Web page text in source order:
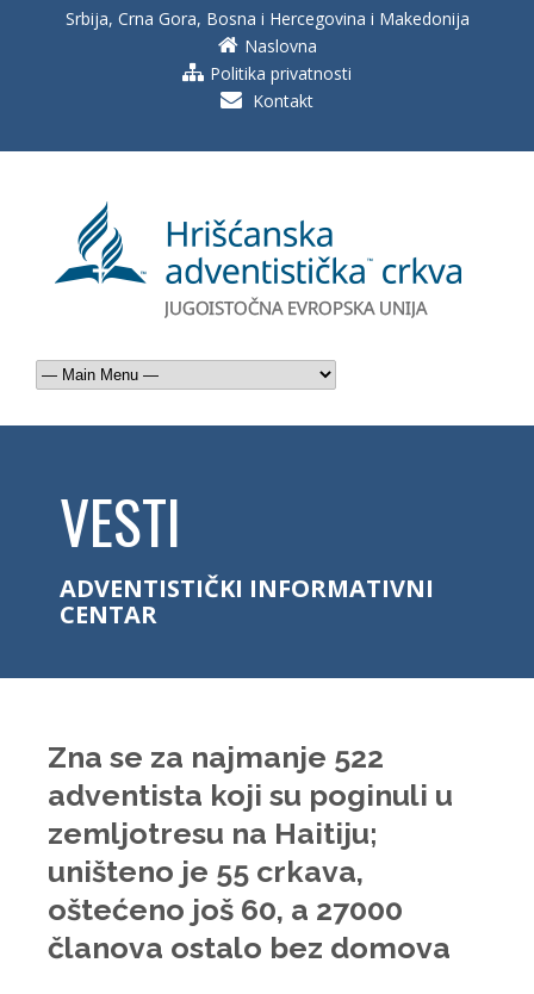
Srbija, Crna Gora, Bosna i Hercegovina i Makedonija
Naslovna
Politika privatnosti
Kontakt
VESTI
ADVENTISTIČKI INFORMATIVNI
CENTAR
Zna se za najmanje 522
adventista koji su poginuli u
zemljotresu na Haitiju;
uništeno je 55 crkava,
oštećeno još 60, a 27000
članova ostalo bez domova